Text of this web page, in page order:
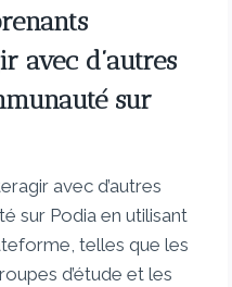
avec d’autres
sur
avec d’autres
sur Podia en utilisant
telles que les
d’étude et les